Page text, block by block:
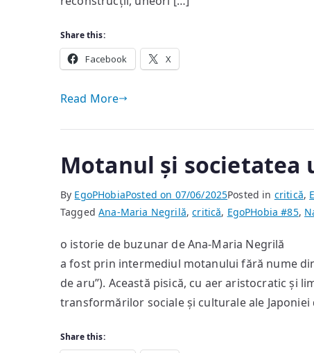
Share this:
Facebook X
Read More
Motanul și societatea
By EgoPHobiaPosted on 07/06/2025Posted in critică,
TaggedAna-Maria Negrilă,critică, EgoPHobia #85,
o istorie de buzunar de Ana-Maria Negrilă
a fost prin intermediul motanului fără nume
de aru”). Această pisică, cu aer aristocratic și
transformărilor sociale și culturale ale
Share this: